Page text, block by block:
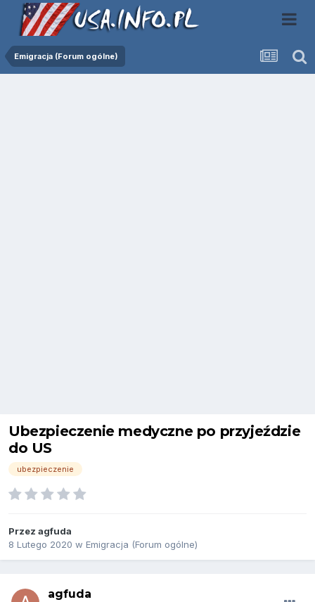
Emigracja (Forum ogólne)
Ubezpieczenie medyczne po przyjeździe
do US
ubezpieczenie
Przez agfuda
8 Lutego 2020 w Emigracja (Forum ogólne)
agfuda